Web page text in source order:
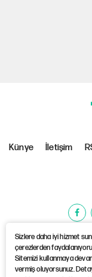
Sizlere daha iyi hizmet
çerezlerden
Sitemizi kullanmaya
vermiş oluyorsunuz.
Künye İletişim